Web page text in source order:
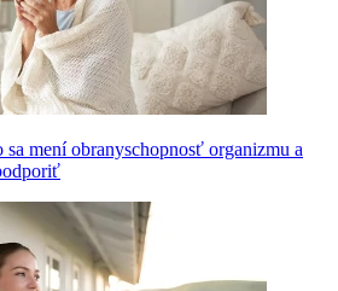
mení obranyschopnosť organizmu a